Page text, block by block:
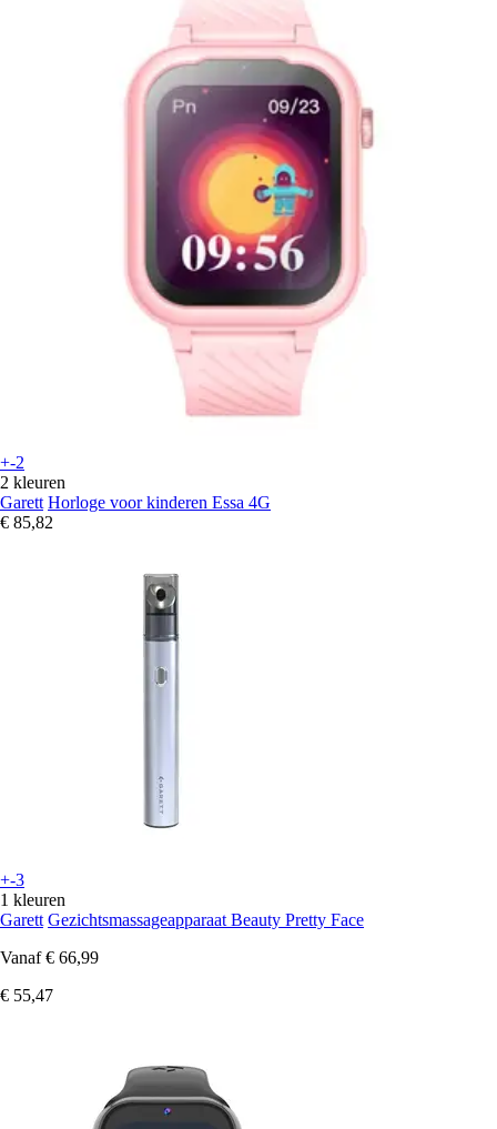
+-2
2 kleuren
Garett Horloge voor kinderen Essa 4G
€ 85,82
+-3
1 kleuren
Garett Gezichtsmassageapparaat Beauty Pretty Face
Vanaf € 66,99
€ 55,47